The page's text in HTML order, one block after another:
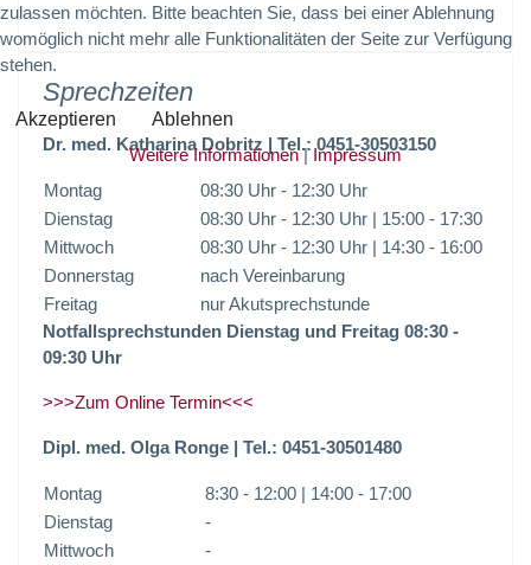
Sprechzeiten
Dr. med. Katharina Dobritz | Tel.: 0451-30503150
Montag 08:30 Uhr - 12:30 Uhr
Dienstag 08:30 Uhr - 12:30 Uhr | 15:00 - 17:30
Mittwoch
08:30 Uhr - 12:30 Uhr | 14:30 - 16:00
Donnerstag
nach Vereinbarung
Freitag
nur Akutsprechstunde
Notfallsprechstunden Dienstag und Freitag 08:30 -
09:30 Uhr
>>>Zum Online Termin<<<
Dipl. med. Olga Ronge | Tel.: 0451-30501480
Montag
8:30 - 12:00 | 14:00 - 17:00
Dienstag
-
Mittwoch
-
zulassen möchten. Bitte beachten Sie, dass bei einer Ablehnung
womöglich nicht mehr alle Funktionalitäten der Seite zur Verfügung
stehen.
Akzeptieren
Ablehnen
Weitere Informationen|Impressum